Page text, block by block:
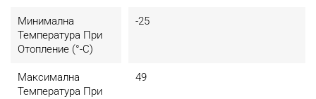
Минимална
Температура При
Отопление (°-C)
-25
Максимална
Температура При
49